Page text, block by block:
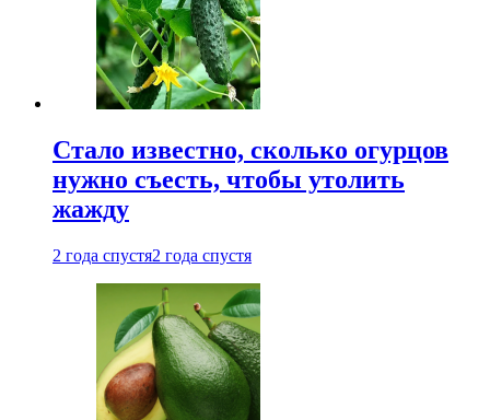
Стало известно, сколько огурцов
нужно съесть, чтобы утолить
жажду
2 года спустя2 года спустя